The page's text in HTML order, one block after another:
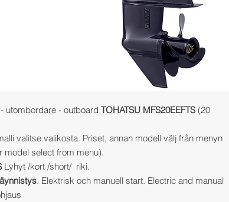
utombordare - outboard TOHATSU MFS20EEFTS (20
valitse valikosta. Priset, annan modell välj från menyn
model select from menu).
Lyhyt /kort /short/ riki.
. Elektrisk och manuell start. Electric and manual